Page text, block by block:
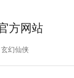
方网站
幻仙侠